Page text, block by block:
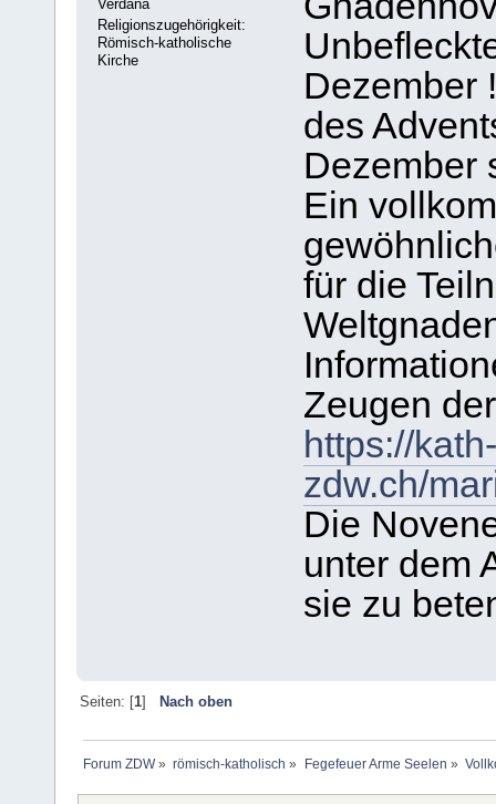
Verdana
Religionszugehörigkeit:
Römisch-katholische
Kirche
Dezember
des
Dezember
Ein
für die
Zeugen
https://kath-
zdw.ch/
Die
unter dem
sie zu
Seiten: [1] Nach oben
Forum ZDW» römisch-katholisch » Fegefeuer Arme Seelen »